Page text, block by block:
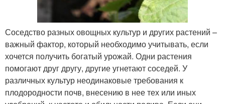
Соседство разных овощных культур и других растений –
важный фактор, который необходимо учитывать, если
хочется получить богатый урожай. Одни растения
помогают друг другу, другие угнетают соседей. У
различных культур неодинаковые требования к
плодородности почв, внесению в нее тех или иных